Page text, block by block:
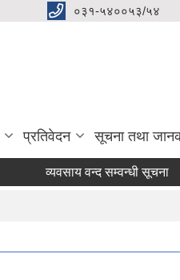
०३१-५४००५३/५४
प्रतिवेदन सूचना तथा
व्यवसाय वन्द सम्वन्धी सूचना